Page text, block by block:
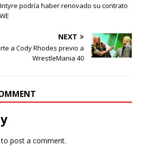
podría haber renovado su contrato
NEXT
a Cody Rhodes previo a
WrestleMania 40
to post a comment.